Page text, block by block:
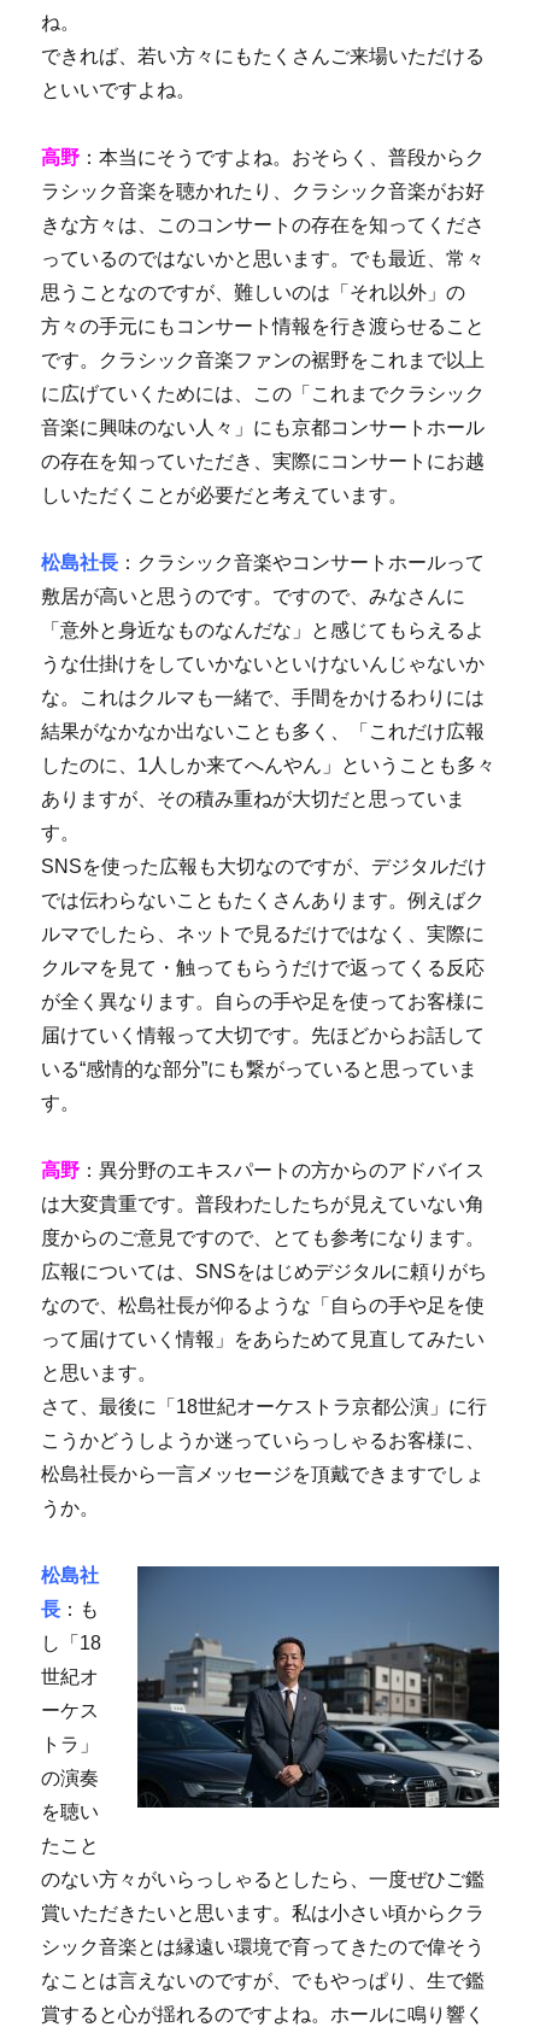
ね。
できれば、若い方々にもたくさんご来場いただける
といいですよね。
高野 ：本当にそうですよね。おそらく、普段からク
ラシック音楽を聴かれたり、クラシック音楽がお好
きな方々は、このコンサートの存在を知ってくださ
っているのではないかと思います。でも最近、常々
思うことなのですが、難しいのは「それ以外」の
方々の手元にもコンサート情報を行き渡らせること
です。クラシック音楽ファンの裾野をこれまで以上
に広げていくためには、この「これまでクラシック
音楽に興味のない人々」にも京都コンサートホール
の存在を知っていただき、実際にコンサートにお越
しいただくことが必要だと考えています。
松島社長 ：クラシック音楽やコンサートホールって
敷居が高いと思うのです。ですので、みなさんに
「意外と身近なものなんだな」と感じてもらえるよ
うな仕掛けをしていかないといけないんじゃないか
な。これはクルマも一緒で、手間をかけるわりには
結果がなかなか出ないことも多く、「これだけ広報
したのに、1人しか来てへんやん」ということも多々
ありますが、その積み重ねが大切だと思っていま
す。
SNSを使った広報も大切なのですが、デジタルだけ
では伝わらないこともたくさんあります。例えばク
ルマでしたら、ネットで見るだけではなく、実際に
クルマを見て・触ってもらうだけで返ってくる反応
が全く異なります。自らの手や足を使ってお客様に
届けていく情報って大切です。先ほどからお話して
いる“感情的な部分”にも繋がっていると思っていま
す。
高野 ：異分野のエキスパートの方からのアドバイス
は大変貴重です。普段わたしたちが見えていない角
度からのご意見ですので、とても参考になります。
広報については、SNSをはじめデジタルに頼りがち
なので、松島社長が仰るような「自らの手や足を使
って届けていく情報」をあらためて見直してみたい
と思います。
さて、最後に「18世紀オーケストラ京都公演」に行
こうかどうしようか迷っていらっしゃるお客様に、
松島社長から一言メッセージを頂戴できますでしょ
うか。
松島社
長 ：も
し「18
世紀オ
ーケス
トラ」
の演奏
を聴い
たこと
のない方々がいらっしゃるとしたら、一度ぜひご鑑
賞いただきたいと思います。私は小さい頃からクラ
シック音楽とは縁遠い環境で育ってきたので偉そう
なことは言えないのですが、でもやっぱり、生で鑑
賞すると心が揺れるのですよね。ホールに鳴り響く